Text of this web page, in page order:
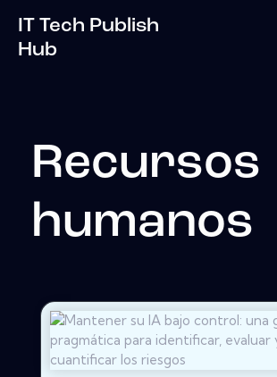
IT Tech Publish
Hub
Recursos
humanos